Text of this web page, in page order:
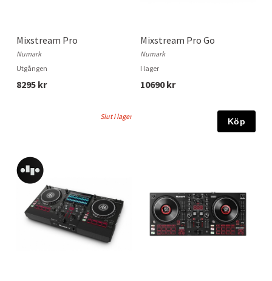
Mixstream Pro
Numark
Utgången
8295 kr
Slut i lager
Mixstream Pro Go
Numark
I lager
10690 kr
Köp